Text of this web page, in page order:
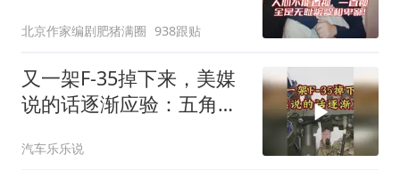
北京作家编剧肥猪满圈 938跟贴
又一架F-35掉下来，美媒
说的话逐渐应验：五角大
汽车乐乐说